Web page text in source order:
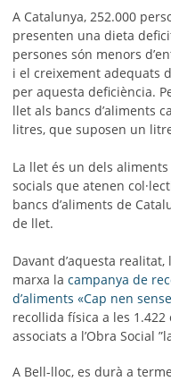
A Catalunya, 252.000
presenten una dieta
persones són menors
i el creixement adequats
per aquesta deficiència.
llet als bancs d’aliments
litres, que suposen un
La llet és un dels
socials que atenen
bancs d’aliments de
de llet.
Davant d’aquesta realitat,
marxa lacampanya de
d’aliments «Cap nen
recollida física a les 1.422
associats a l’Obra Social
A Bell-lloc, es durà a